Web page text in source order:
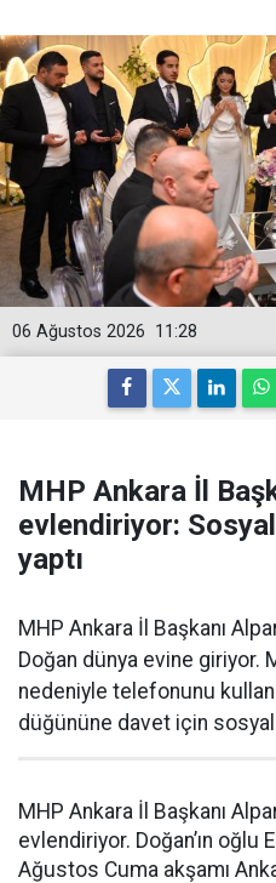
11:28
06 Ağustos 2026
MHP Ankara İl
evlendiriyor:
yaptı
MHP Ankara İl Başkanı
Doğan dünya evine giriyor.
nedeniyle telefonunu
düğününe davet için sosyal
MHP Ankara İl Başkanı
evlendiriyor. Doğan’ın oğlu
Ağustos Cuma akşamı